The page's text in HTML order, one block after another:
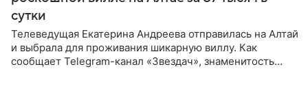
сутки
Телеведущая Екатерина Андреева отправилась на Алтай
и выбрала для проживания шикарную виллу. Как
сообщает Telegram-канал «Звездач», знаменитость